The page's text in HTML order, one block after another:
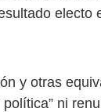
electo
y otras
política” ni